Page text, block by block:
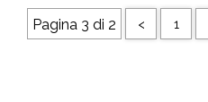
Pagina 3 di 2
< 1